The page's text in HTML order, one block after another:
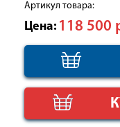
Артикул товара:
Цена: 118 500